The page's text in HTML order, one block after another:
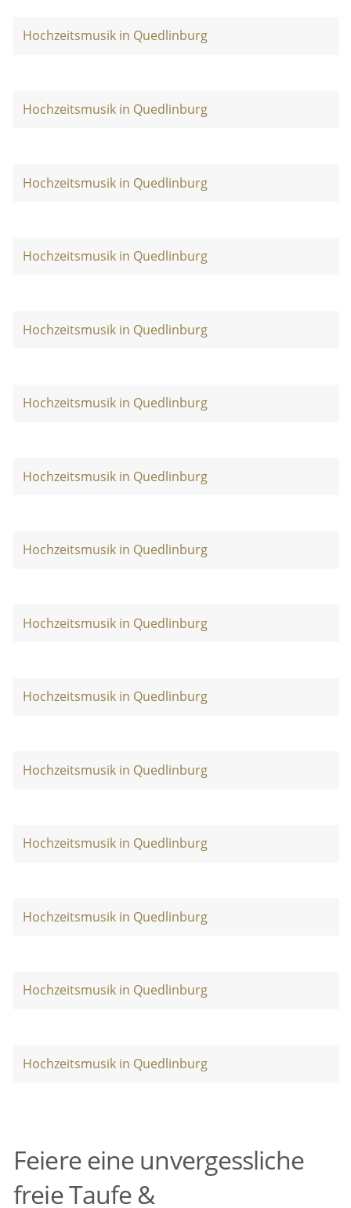
Hochzeitsmusik in Quedlinburg
Hochzeitsmusik in Quedlinburg
Hochzeitsmusik in Quedlinburg
Hochzeitsmusik in Quedlinburg
Hochzeitsmusik in Quedlinburg
Hochzeitsmusik in Quedlinburg
Hochzeitsmusik in Quedlinburg
Hochzeitsmusik in Quedlinburg
Hochzeitsmusik in Quedlinburg
Hochzeitsmusik in Quedlinburg
Hochzeitsmusik in Quedlinburg
Hochzeitsmusik in Quedlinburg
Hochzeitsmusik in Quedlinburg
Hochzeitsmusik in Quedlinburg
Hochzeitsmusik in Quedlinburg
Feiere eine unvergessliche
freie Taufe &